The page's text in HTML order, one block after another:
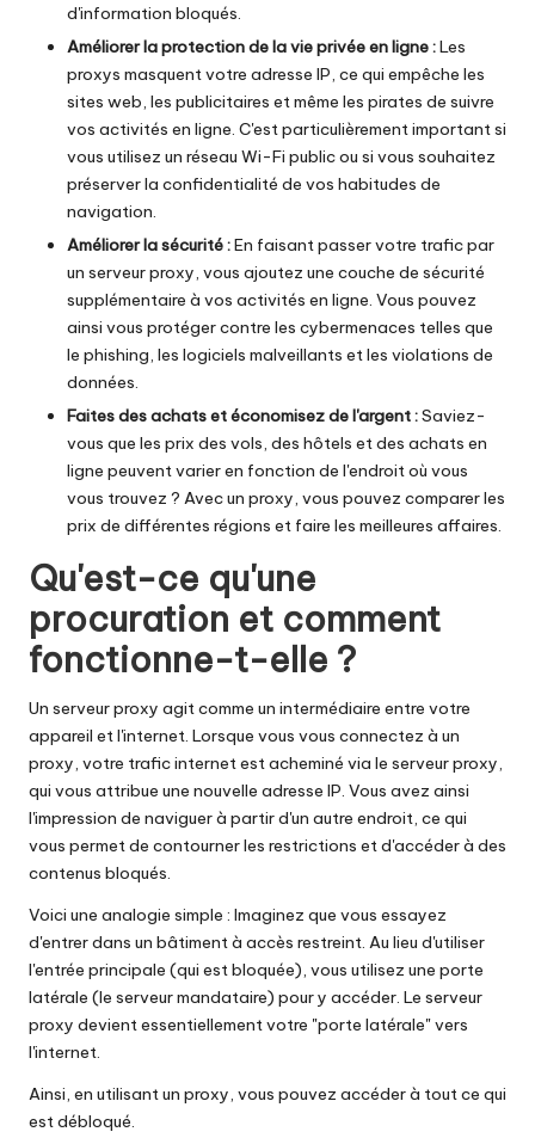
e
x
d'information bloqués.
Améliorer la protection de la vie privée en ligne :Les
proxys masquent votre adresse IP, ce qui empêche les
sites web, les publicitaires et même les pirates de suivre
vos activités en ligne. C'est particulièrement important si
vous utilisez un réseau Wi-Fi public ou si vous souhaitez
préserver la confidentialité de vos habitudes de
navigation.
Améliorer la sécurité :En faisant passer votre trafic par
un serveur proxy, vous ajoutez une couche de sécurité
supplémentaire à vos activités en ligne. Vous pouvez
ainsi vous protéger contre les cybermenaces telles que
le phishing, les logiciels malveillants et les violations de
données.
Faites des achats et économisez de l'argent :Saviez-
vous que les prix des vols, des hôtels et des achats en
ligne peuvent varier en fonction de l'endroit où vous
vous trouvez ? Avec un proxy, vous pouvez comparer les
prix de différentes régions et faire les meilleures affaires.
Qu'est-ce qu'une
procuration et comment
fonctionne-t-elle ?
Un serveur proxy agit comme un intermédiaire entre votre
appareil et l'internet. Lorsque vous vous connectez à un
proxy, votre trafic internet est acheminé via le serveur proxy,
qui vous attribue une nouvelle adresse IP. Vous avez ainsi
l'impression de naviguer à partir d'un autre endroit, ce qui
vous permet de contourner les restrictions et d'accéder à des
contenus bloqués.
Voici une analogie simple : Imaginez que vous essayez
d'entrer dans un bâtiment à accès restreint. Au lieu d'utiliser
l'entrée principale (qui est bloquée), vous utilisez une porte
latérale (le serveur mandataire) pour y accéder. Le serveur
proxy devient essentiellement votre "porte latérale" vers
l'internet.
Ainsi, en utilisant un proxy, vous pouvez accéder à tout ce qui
est débloqué.